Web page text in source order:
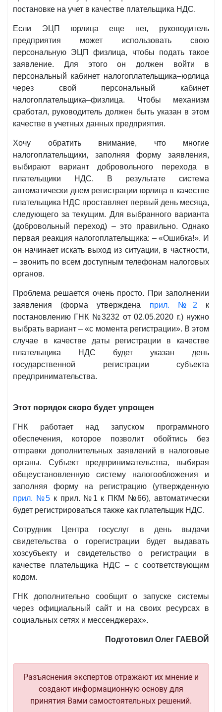
постановке на учет в качестве плательщика НДС.
Если ЭЦП юрлица еще нет, руководитель
предприятия может использовать свою
персональную ЭЦП физлица, чтобы подать такое
заявление. Для этого он должен войти в
персональный кабинет налогоплательщика–юрлица
через свой персональный кабинет
налогоплательщика–физлица. Чтобы механизм
сработал, руководитель должен быть указан в этом
качестве в учетных данных предприятия.
Хочу обратить внимание, что многие
налогоплательщики, заполняя форму заявления,
выбирают вариант добровольного перехода в
плательщики НДС. В результате система
автоматически днем регистрации юрлица в качестве
плательщика НДС проставляет первый день месяца,
следующего за текущим. Для выбранного варианта
(добровольный переход) – это правильно. Однако
первая реакция налогоплательщика: – «Ошибка!». И
он начинает искать выход из ситуации, в частности,
– звонить по всем доступным телефонам налоговых
органов.
Проблема решается очень просто. При заполнении
заявления (форма утверждена прил. №2 к
постановлению ГНК №3232 от 02.05.2020 г.) нужно
выбрать вариант – «с момента регистрации». В этом
случае в качестве даты регистрации в качестве
плательщика НДС будет указан день
государственной регистрации субъекта
предпринимательства.
Этот порядок скоро будет упрощен
ГНК работает над запуском программного
обеспечения, которое позволит обойтись без
отправки дополнительных заявлений в налоговые
органы. Субъект предпринимательства, выбирая
общеустановленную систему налогообложения и
заполняя форму на регистрацию (утвержденную
прил. №5 к прил. №1 к ПКМ №66), автоматически
будет регистрироваться также как плательщик НДС.
Сотрудник Центра госуслуг в день выдачи
свидетельства о горегистрации будет выдавать
хозсубъекту и свидетельство о регистрации в
качестве плательщика НДС – с соответствующим
кодом.
ГНК дополнительно сообщит о запуске системы
через официальный сайт и на своих ресурсах в
социальных сетях и мессенджерах».
Подготовил Олег ГАЕВОЙ
Разъяснения экспертов отражают их мнение и
создают информационную основу для
принятия Вами самостоятельных решений.